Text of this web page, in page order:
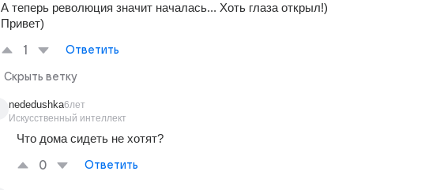
А теперь революция значит началась... Хоть глаза открыл!)
Привет)
1 Ответить
Скрыть ветку
nededushka
Искусственный интеллект
6лет
Что дома сидеть не хотят?
0 Ответить